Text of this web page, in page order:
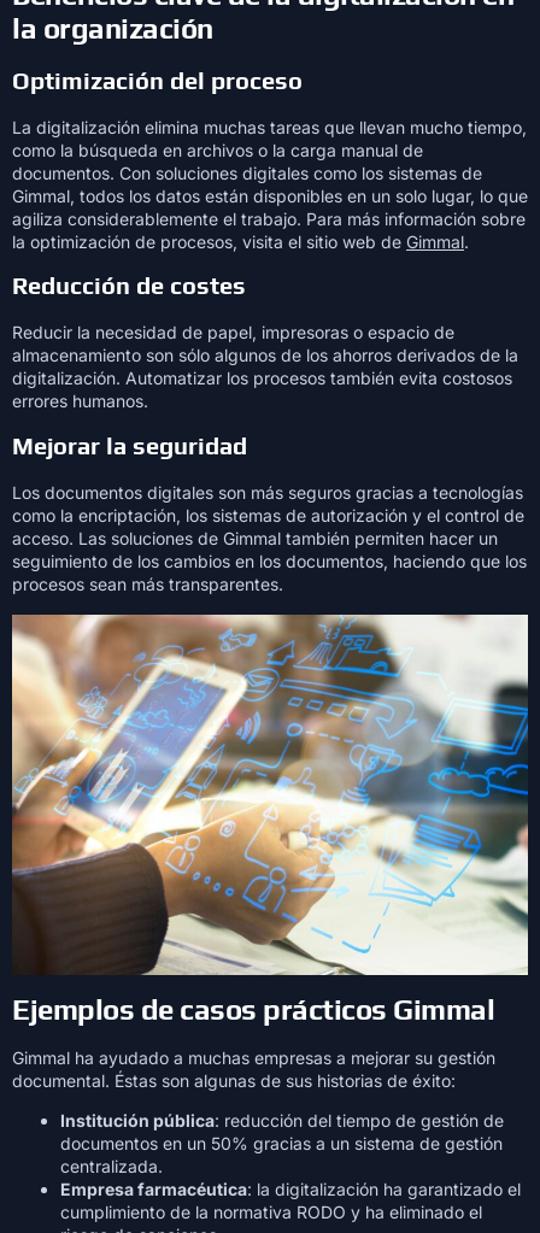
la organización
Optimización del proceso
La digitalización elimina muchas tareas que llevan mucho tiempo,
como la búsqueda en archivos o la carga manual de
documentos. Con soluciones digitales como los sistemas de
Gimmal, todos los datos están disponibles en un solo lugar, lo que
agiliza considerablemente el trabajo. Para más información sobre
la optimización de procesos, visita el sitio web de Gimmal.
Reducción de costes
Reducir la necesidad de papel, impresoras o espacio de
almacenamiento son sólo algunos de los ahorros derivados de la
digitalización. Automatizar los procesos también evita costosos
errores humanos.
Mejorar la seguridad
Los documentos digitales son más seguros gracias a tecnologías
como la encriptación, los sistemas de autorización y el control de
acceso. Las soluciones de Gimmal también permiten hacer un
seguimiento de los cambios en los documentos, haciendo que los
procesos sean más transparentes.
Ejemplos de casos prácticos Gimmal
Gimmal ha ayudado a muchas empresas a mejorar su gestión
documental. Éstas son algunas de sus historias de éxito:
Institución pública: reducción del tiempo de gestión de
documentos en un 50% gracias a un sistema de gestión
centralizada.
Empresa farmacéutica: la digitalización ha garantizado el
cumplimiento de la normativa RODO y ha eliminado el